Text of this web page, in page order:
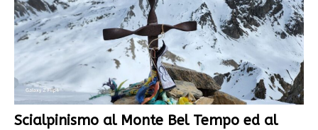
Scialpinismo al Monte Bel Tempo ed al